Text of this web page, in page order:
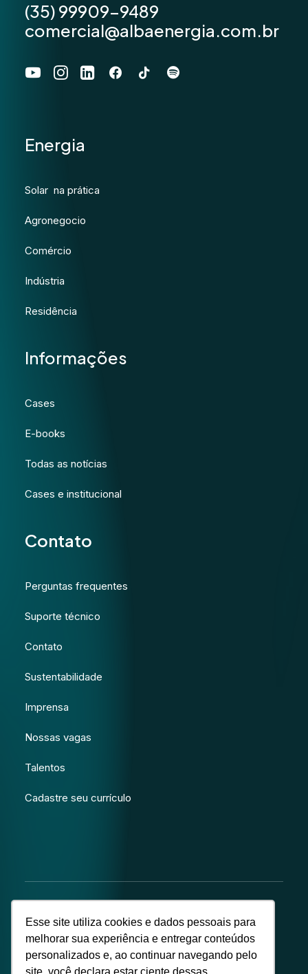
Esse site utiliza cookies e dados pessoais para
melhorar sua experiência e entregar conteúdos
personalizados e, ao continuar navegando pelo
(35) 99909-9489
comercial@albaenergia.com.br
Energia
Solar na prática
Agronegocio
Comércio
Indústria
Residência
Informações
Cases
E-books
Todas as notícias
Cases e institucional
Contato
Perguntas frequentes
Suporte técnico
Contato
Sustentabilidade
Imprensa
Nossas vagas
Talentos
Cadastre seu currículo
© Copyright – Alba Energia